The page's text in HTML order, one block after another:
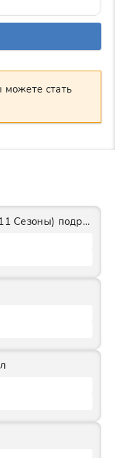
стать
Ментовские войны Все (1-11 Сезоны) подряд Сериал